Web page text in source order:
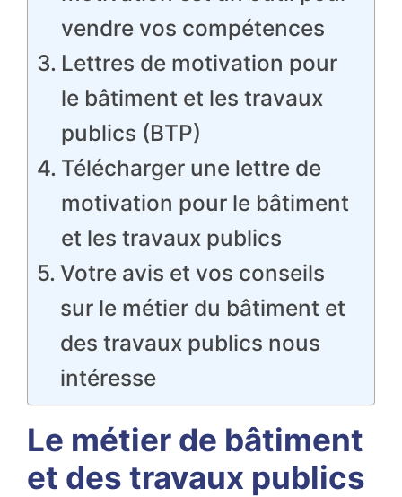
vendre vos compétences
Lettres de motivation pour
le bâtiment et les travaux
publics (BTP)
Télécharger une lettre de
motivation pour le bâtiment
et les travaux publics
Votre avis et vos conseils
sur le métier du bâtiment et
des travaux publics nous
intéresse
Le métier de bâtiment
et des travaux publics